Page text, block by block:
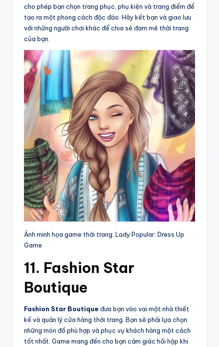
cho phép bạn chọn trang phục, phụ kiện và trang điểm để
tạo ra một phong cách độc đáo. Hãy kết bạn và giao lưu
với những người chơi khác để chia sẻ đam mê thời trang
của bạn.
Ảnh minh họa game thời trang: Lady Popular: Dress Up
Game
11. Fashion Star
Boutique
Fashion Star Boutique đưa bạn vào vai một nhà thiết
kế và quản lý cửa hàng thời trang. Bạn sẽ phải lựa chọn
những món đồ phù hợp và phục vụ khách hàng một cách
tốt nhất. Game mang đến cho bạn cảm giác hồi hộp khi